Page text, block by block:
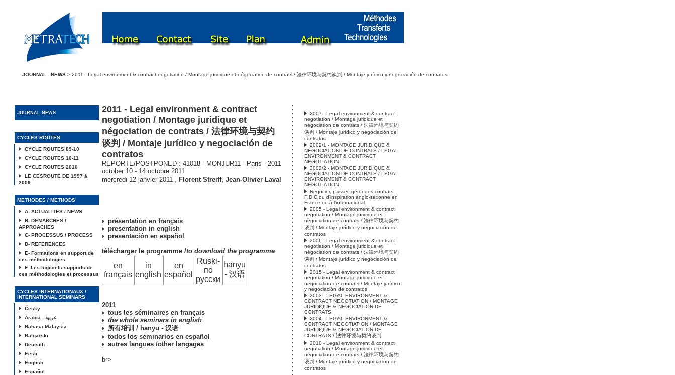
JOURNAL - NEWS > 2011 - Legal environment & contract negotiation / Montage juridique et négociation de contrats / 法律环境与契约谈判 / Montaje jurídico y negociación de contratos
JOURNAL-NEWS
CYCLES ROUTES
CYCLE ROUTES 09-10
CYCLE ROUTES 10-11
CYCLE ROUTES 2010
LE CESROUTE DE 1997 à
2009
METHODES / METHODS
A- ACTUALITES / NEWS
B- DEMARCHES /
APPROACHES
C- PROCESSUS / PROCESS
D- REFERENCES
E- Formations en support de
ces méthodologies
F- Les logiciels supports de
ces méthodologies et processus
CYCLES INTERNATIONAUX /
INTERNATIONAL SEMINARS
Česky
Arabia - عربية
Bahasa Malaysia
Balgarski
Deutsch
Eesti
English
Español
2011 - Legal environment & contract
negotiation / Montage juridique et
négociation de contrats / 法律环境与契约
谈判 / Montaje jurídico y negociación de
contratos
REPORTE/POSTPONED : 41018 - MONJUR11 - Paris - 2011
october 10 - 14 octobre 2011
mercredi 12 janvier 2011 , Florent Streiff, Jean-Olivier Laval
présentation en français
presentation in english
presentación en español
télécharger le programme /to download the programme
en
français
in
english
en
español
Ruski-
по
русски
hanyu
- 汉语
2011
tous les séminaires en français
the whole seminars in english
所有培训 / hanyu - 汉语
todos los seminarios en español
autres langues /other langages
br>
2007 - Legal environment & contract
negotiation / Montage juridique et
négociation de contrats / 法律环境与契约
谈判 / Montaje jurídico y negociación de
contratos
2002/1 - MONTAGE JURIDIQUE &
NEGOCIATION DE CONTRATS / LEGAL
ENVIRONMENT & CONTRACT
NEGOTIATION
2002/2 - MONTAGE JURIDIQUE &
NEGOCIATION DE CONTRATS / LEGAL
ENVIRONMENT & CONTRACT
NEGOTIATION
Négocier, passer, gérer des contrats
FIDIC ou d’inspiration anglo-saxonne en
France ou à l’international
2005 - Legal environment & contract
negotiation / Montage juridique et
négociation de contrats / 法律环境与契约
谈判 / Montaje jurídico y negociación de
contratos
2006 - Legal environment & contract
negotiation / Montage juridique et
négociation de contrats / 法律环境与契约
谈判 / Montaje jurídico y negociación de
contratos
2015 - Legal environment & contract
negotiation / Montage juridique et
négociation de contrats / Montaje jurídico
y negociación de contratos
2003 - LEGAL ENVIRONMENT &
CONTRACT NEGOTIATION / MONTAGE
JURIDIQUE & NEGOCIATION DE
CONTRATS
2004 - LEGAL ENVIRONMENT &
CONTRACT NEGOTIATION / MONTAGE
JURIDIQUE & NEGOCIATION DE
CONTRATS / 法律环境与契约谈判
2010 - Legal environment & contract
negotiation / Montage juridique et
négociation de contrats / 法律环境与契约
谈判 / Montaje jurídico y negociación de
contratos